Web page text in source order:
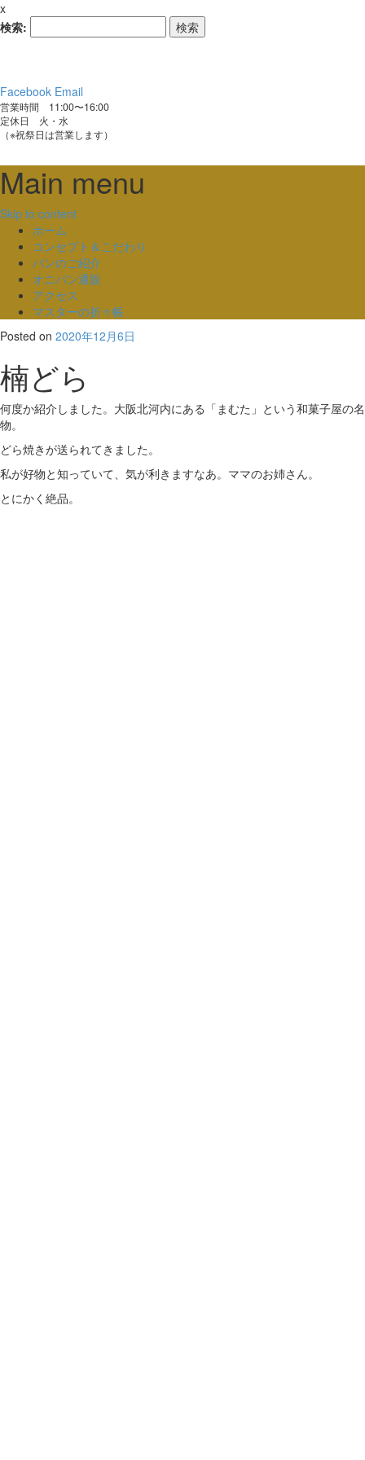
x
検索:
Facebook Email
営業時間 11:00〜16:00
定休日 火・水
（※祝祭日は営業します）
Main menu
Skip to content
ホーム
コンセプト＆こだわり
パンのご紹介
オニパン通販
アクセス
マスターの折々帳
Posted on 2020年12月6日
楠どら
何度か紹介しました。大阪北河内にある「まむた」という和菓子屋の名
物。
どら焼きが送られてきました。
私が好物と知っていて、気が利きますなあ。ママのお姉さん。
とにかく絶品。